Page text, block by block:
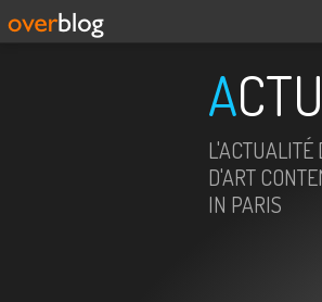
L'ACTUALITÉ
D'ART
IN PARIS